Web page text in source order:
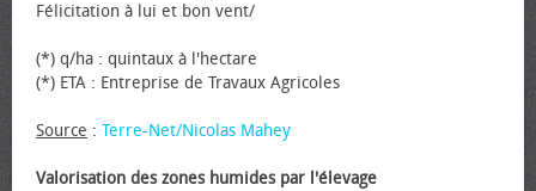
Félicitation à lui et bon vent/
(*) q/ha : quintaux à l'hectare
(*) ETA : Entreprise de Travaux Agricoles
Source : Terre-Net/Nicolas Mahey
Valorisation des zones humides par l'élevage